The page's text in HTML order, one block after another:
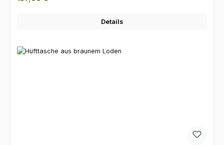
Details